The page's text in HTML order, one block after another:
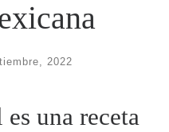
2022
una receta